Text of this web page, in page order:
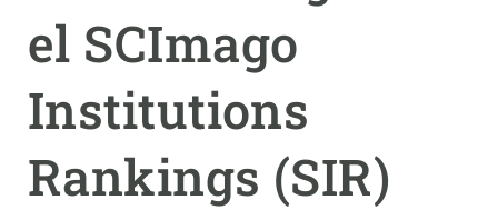
el SCImago
Institutions
Rankings (SIR)